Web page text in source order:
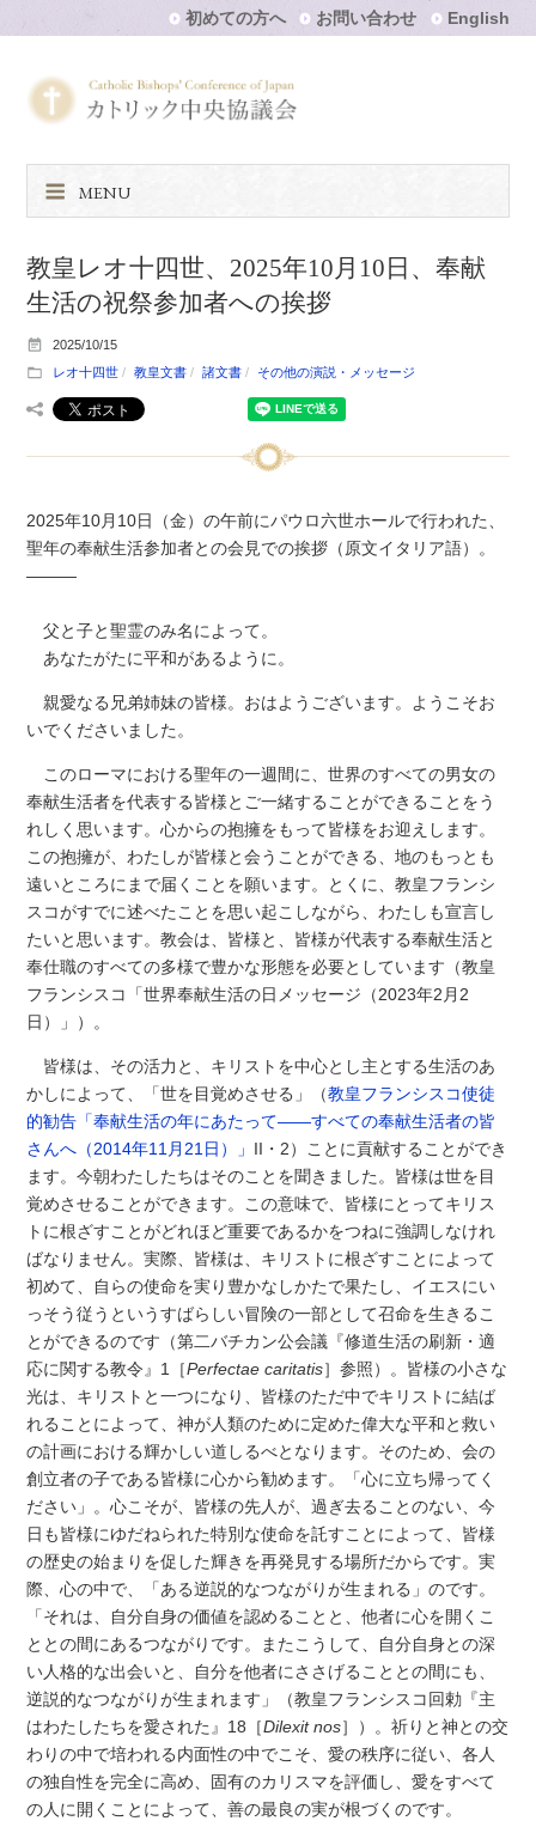
初めての方へ お問い合わせ English
MENU
教皇レオ十四世、2025年10月10日、奉献
生活の祝祭参加者への挨拶
2025/10/15
レオ十四世
教皇文書 諸文書 その他の演説・メッセージ
2025年10月10日（金）の午前にパウロ六世ホールで行われた、
聖年の奉献生活参加者との会見での挨拶（原文イタリア語）。
―――
父と子と聖霊のみ名によって。
あなたがたに平和があるように。
親愛なる兄弟姉妹の皆様。おはようございます。ようこそお
いでくださいました。
このローマにおける聖年の一週間に、世界のすべての男女の
奉献生活者を代表する皆様とご一緒することができることをう
れしく思います。心からの抱擁をもって皆様をお迎えします。
この抱擁が、わたしが皆様と会うことができる、地のもっとも
遠いところにまで届くことを願います。とくに、教皇フランシ
スコがすでに述べたことを思い起こしながら、わたしも宣言し
たいと思います。教会は、皆様と、皆様が代表する奉献生活と
奉仕職のすべての多様で豊かな形態を必要としています（教皇
フランシスコ「世界奉献生活の日メッセージ（2023年2月2
日）」）。
皆様は、その活力と、キリストを中心とし主とする生活のあ
かしによって、「世を目覚めさせる」（教皇フランシスコ使徒
的勧告「奉献生活の年にあたって――すべての奉献生活者の皆
さんへ（2014年11月21日）」 II・2）ことに貢献することができ
ます。今朝わたしたちはそのことを聞きました。皆様は世を目
覚めさせることができます。この意味で、皆様にとってキリス
トに根ざすことがどれほど重要であるかをつねに強調しなけれ
ばなりません。実際、皆様は、キリストに根ざすことによって
初めて、自らの使命を実り豊かなしかたで果たし、イエスにい
っそう従うというすばらしい冒険の一部として召命を生きるこ
とができるのです（第二バチカン公会議『修道生活の刷新・適
応に関する教令』1［Perfectae caritatis］参照）。皆様の小さな
光は、キリストと一つになり、皆様のただ中でキリストに結ば
れることによって、神が人類のために定めた偉大な平和と救い
の計画における輝かしい道しるべとなります。そのため、会の
創立者の子である皆様に心から勧めます。「心に立ち帰ってく
ださい」。心こそが、皆様の先人が、過ぎ去ることのない、今
日も皆様にゆだねられた特別な使命を託すことによって、皆様
の歴史の始まりを促した輝きを再発見する場所だからです。実
際、心の中で、「ある逆説的なつながりが生まれる」のです。
「それは、自分自身の価値を認めることと、他者に心を開くこ
ととの間にあるつながりです。またこうして、自分自身との深
い人格的な出会いと、自分を他者にささげることとの間にも、
逆説的なつながりが生まれます」（教皇フランシスコ回勅『主
はわたしたちを愛された』18［Dilexit nos］）。祈りと神との交
わりの中で培われる内面性の中でこそ、愛の秩序に従い、各人
の独自性を完全に高め、固有のカリスマを評価し、愛をすべて
の人に開くことによって、善の最良の実が根づくのです。